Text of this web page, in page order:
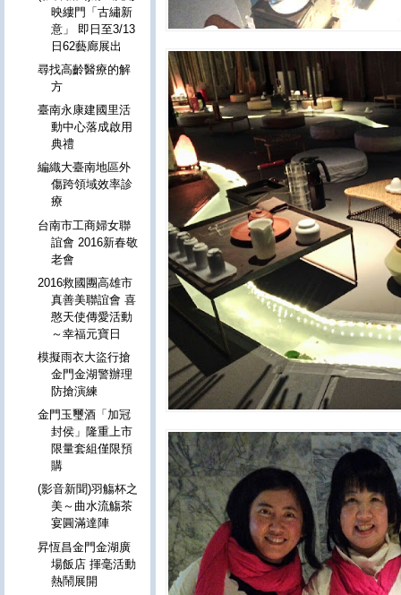
映縷門「古繡新
意」 即日至3/13
日62藝廊展出
尋找高齡醫療的解
方
臺南永康建國里活
動中心落成啟用
典禮
編織大臺南地區外
傷跨領域效率診
療
台南市工商婦女聯
誼會 2016新春敬
老會
2016救國團高雄市
真善美聯誼會 喜
憨天使傳愛活動
～幸福元寶日
模擬雨衣大盜行搶
金門金湖警辦理
防搶演練
金門玉璽酒「加冠
封侯」隆重上市
限量套組僅限預
購
(影音新聞)羽觴杯之
美～曲水流觴茶
宴圓滿達陣
昇恆昌金門金湖廣
場飯店 揮毫活動
熱鬧展開